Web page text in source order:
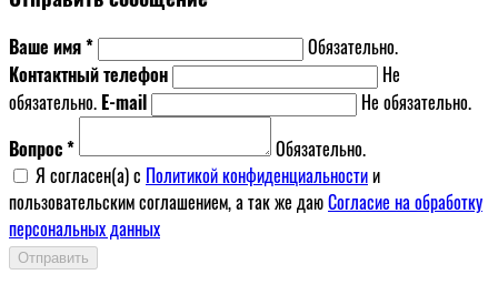
Ваше имя *
Обязательно.
Контактный телефон
Не
обязательно. E-mail
Не обязательно.
Вопрос *
Обязательно.
Я согласен(a) с Политикой конфиденциальностии
пользовательским соглашением, а так же даюСогласие на обработку
персональных данных
Отправить